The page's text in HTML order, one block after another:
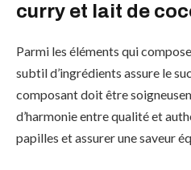
curry et lait de
Parmi les éléments qui
subtil d’ingrédients assure le
composant doit être
d’harmonie entre qualité et
papilles et assurer une saveur